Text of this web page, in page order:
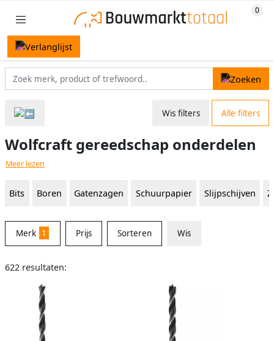
Wis filters Alle filters
Wolfcraft gereedschap onderdelen
Meer lezen
Bits Boren Gatenzagen Schuurpapier Slijpschijven
Merk 1 Prijs Sorteren Wis
622 resultaten: